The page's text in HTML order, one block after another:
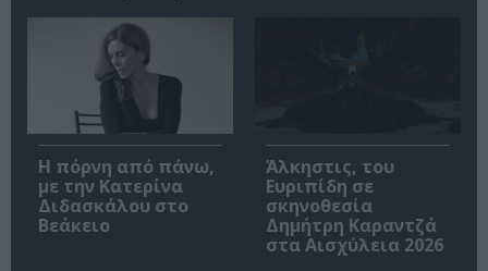
Η πόρνη από πάνω,
με την Κατερίνα
Διδασκάλου στο
Βεάκειο
Άλκηστις, του
Ευριπίδη σε
σκηνοθεσία
Δημήτρη Καραντζά
στα Αισχύλεια 2026